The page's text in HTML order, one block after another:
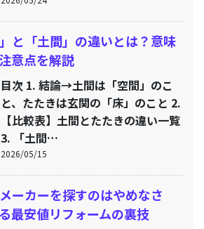
と「土間」の違いとは？意味
意点を解説
目次 1. 結論→土間は「空間」のこ
と、たたきは玄関の「床」のこと 2.
【比較表】土間とたたきの違い一覧
3. 「土間…
2026/05/15
ーカーを探すのはやめなさ
最安値リフォームの裏技